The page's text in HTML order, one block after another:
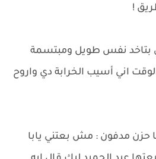
!
بتاخد نفس طويل ومبتسمة
اني أسيب الخرابة دي واروح
حزن مدفون : مش بعتني يابا